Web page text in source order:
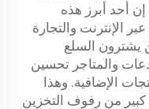
أحد أبرز هذه
الإنترنت والتجارة
يشترون السلع
والمتاجر تحسين
الإضافية. وهذا
من رفوف التخزين